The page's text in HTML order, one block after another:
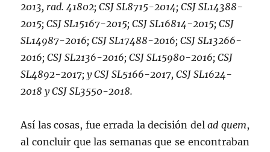
2013, rad. 41802; CSJ SL8715-2014; CSJ SL14388-
2015; CSJ SL15167-2015; CSJ SL16814-2015; CSJ
SL14987-2016; CSJ SL17488-2016; CSJ SL13266-
2016; CSJ SL2136-2016; CSJ SL15980-2016; CSJ
SL4892-2017; y CSJ SL5166-2017, CSJ SL1624-
2018 y CSJ SL3550-2018.
Así las cosas, fue errada la decisión delad quem,
al concluir que las semanas que se encontraban